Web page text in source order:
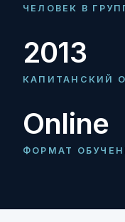
ЧЕЛОВЕК В
2013
КАПИТАНСКИЙ
Online
ФОРМАТ